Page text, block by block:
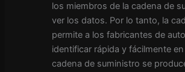
los miembros de la cadena de
ver los datos. Por lo tanto, la
permite a los fabricantes de
identificar rápida y fácilmente
cadena de suministro se